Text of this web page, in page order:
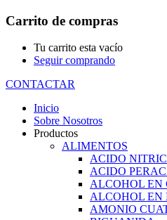
Carrito de compras
Tu carrito esta vacío
Seguir comprando
CONTACTAR
Inicio
Sobre Nosotros
Productos
ALIMENTOS
ACIDO
ACIDO
ALCOHOL EN
ALCOHOL EN
AMONIO